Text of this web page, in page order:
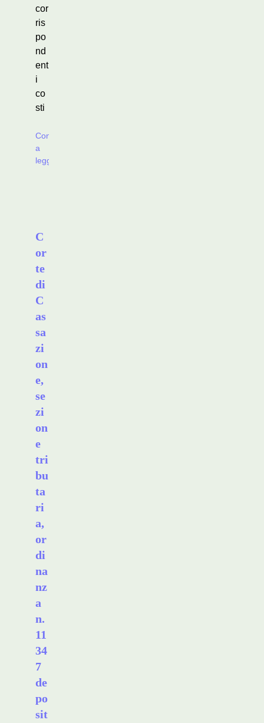
cor
ris
po
nd
ent
i
co
sti
Continua
a
leggere
C
or
te
di
C
as
sa
zi
on
e,
se
zi
on
e
tri
bu
ta
ri
a,
or
di
na
nz
a
n.
11
34
7
de
po
sit